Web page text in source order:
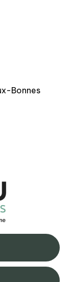
Bonnes